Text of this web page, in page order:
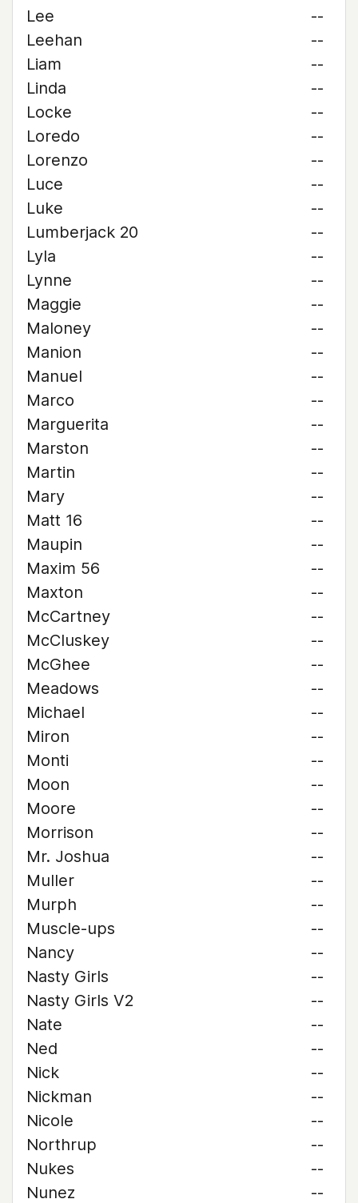
Lee
--
Leehan
--
Liam
--
Linda
--
Locke
--
Loredo
--
Lorenzo
--
Luce
--
Luke
--
Lumberjack 20
--
Lyla
--
Lynne
--
Maggie
--
Maloney
--
Manion
--
Manuel
--
Marco
--
Marguerita
--
Marston
--
Martin
--
Mary
--
Matt 16
--
Maupin
--
Maxim 56
--
Maxton
--
McCartney
--
McCluskey
--
McGhee
--
Meadows
--
Michael
--
Miron
--
Monti
--
Moon
--
Moore
--
Morrison
--
Mr. Joshua
--
Muller
--
Murph
--
Muscle-ups
--
Nancy
--
Nasty Girls
--
Nasty Girls V2
--
Nate
--
Ned
--
Nick
--
Nickman
--
Nicole
--
Northrup
--
Nukes
--
Nunez
--